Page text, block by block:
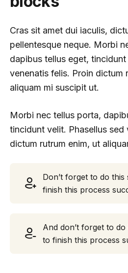
Cras sit amet dui iaculis,
pellentesque neque. Morbi
dapibus tellus eget,
venenatis felis. Proin dictum
aliquam mi suscipit ut.
Morbi nec tellus porta,
tincidunt velit. Phasellus sed
dictum rutrum enim, ut
Don’t forget to do this
finish this process
And don’t forget to
to finish this process